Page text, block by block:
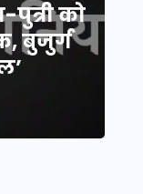
पुत्री को
बुजुर्ग